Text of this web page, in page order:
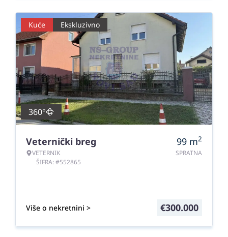
Kuće Ekskluzivno
360°
Veternički breg
VETERNIK
ŠIFRA: #552865
99 m2
SPRATNA
Više o nekretnini > €300.000